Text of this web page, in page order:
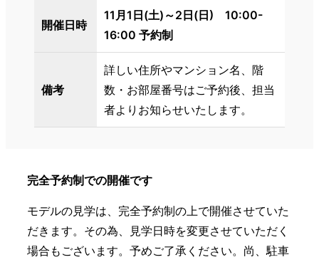
開催日時
11月1日(土)～2日(日) 10:00-
16:00 予約制
備考
詳しい住所やマンション名、階
数・お部屋番号はご予約後、担当
者よりお知らせいたします。
完全予約制での開催です
モデルの見学は、完全予約制の上で開催させていた
だきます。その為、見学日時を変更させていただく
場合もございます。予めご了承ください。尚、駐車